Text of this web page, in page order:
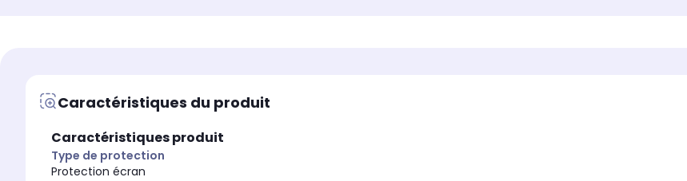
Caractéristiques du produit
Caractéristiques produit
Type de protection
Protection écran